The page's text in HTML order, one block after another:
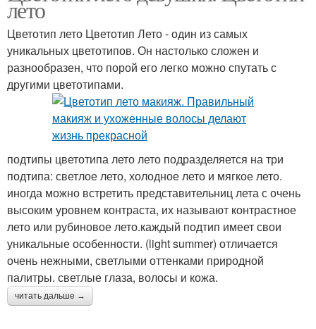
лето
Цветотип лето Цветотип Лето - один из самых
уникальных цветотипов. Он настолько сложен и
разнообразен, что порой его легко можно спутать с
другими цветотипами.
подтипы цветотипа лето лето подразделяется на три
подтипа: светлое лето, холодное лето и мягкое лето.
иногда можно встретить представительниц лета с очень
высоким уровнем контраста, их называют контрастное
лето или рубиновое лето.каждый подтип имеет свои
уникальные особенности. (light summer) отличается
очень нежными, светлыми оттенками природной
палитры. светлые глаза, волосы и кожа.
читать дальше →